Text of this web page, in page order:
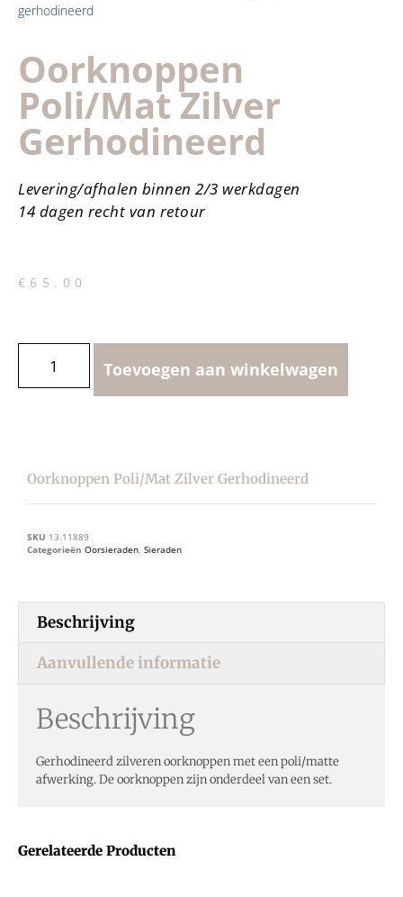
gerhodineerd
Oorknoppen
Poli/mat Zilver
Gerhodineerd
Levering/afhalen binnen 2/3 werkdagen
14 dagen recht van retour
€ 65.00
Toevoegen aan winkelwagen
Gerelateerde Producten
Oorknoppen Poli/mat Zilver Gerhodineerd
SKU 13.11889
Categorieën Oorsieraden, Sieraden
Beschrijving
Aanvullende informatie
Beschrijving
Gerhodineerd zilveren oorknoppen met een poli/matte
afwerking. De oorknoppen zijn onderdeel van een set.